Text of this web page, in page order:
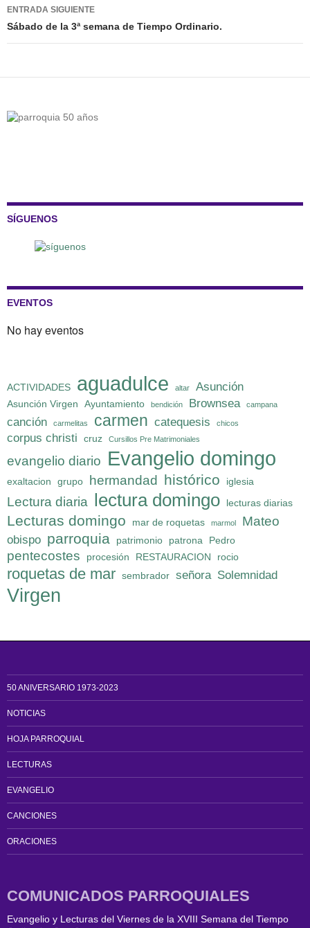
ENTRADA SIGUIENTE
Sábado de la 3ª semana de Tiempo Ordinario.
SÍGUENOS
EVENTOS
No hay eventos
ACTIVIDADES aguadulce altar Asunción
Asunción Virgen Ayuntamiento bendición Brownsea campana
canción carmelitas carmen catequesis chicos
corpus christi cruz Cursillos Pre Matrimoniales
evangelio diario Evangelio domingo
exaltacion grupo hermandad histórico iglesia
Lectura diaria lectura domingo lecturas diarias
Lecturas domingo mar de roquetas marmol Mateo
obispo parroquia patrimonio patrona Pedro
pentecostes procesión RESTAURACION rocio
roquetas de mar sembrador señora Solemnidad
Virgen
50 ANIVERSARIO 1973-2023
NOTICIAS
HOJA PARROQUIAL
LECTURAS
EVANGELIO
CANCIONES
ORACIONES
COMUNICADOS PARROQUIALES
Evangelio y Lecturas del Viernes de la XVIII Semana del Tiempo